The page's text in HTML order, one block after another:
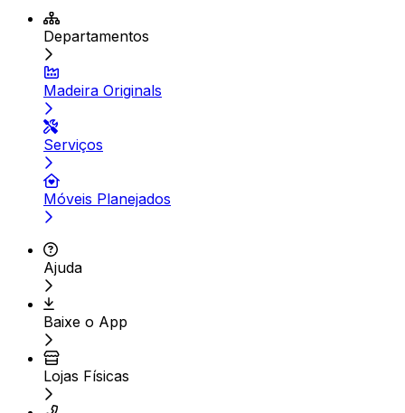
Departamentos
Madeira Originals
Serviços
Móveis Planejados
Ajuda
Baixe o App
Lojas Físicas